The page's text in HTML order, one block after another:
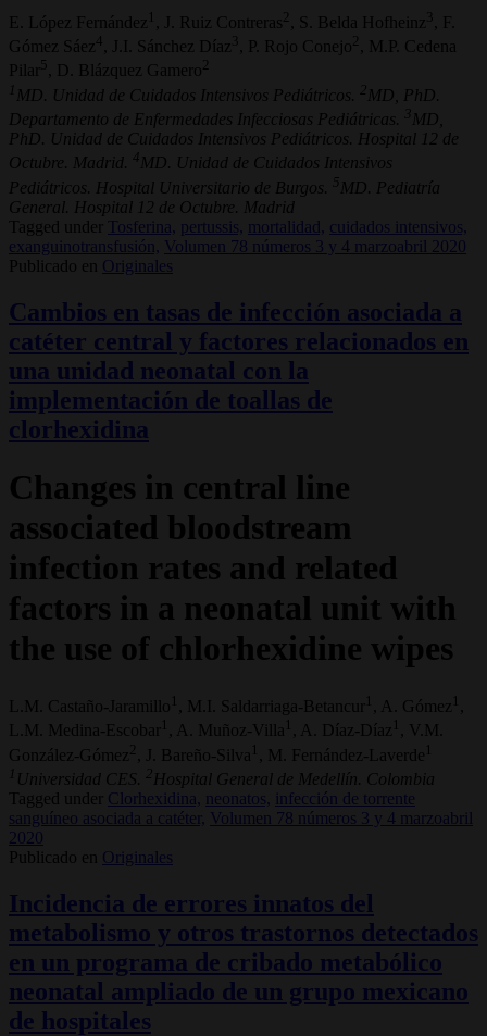
E. López Fernández 1 , J. Ruiz Contreras , S. Belda Hofheinz 3
, F.
Gómez Sáez4 , J.I. Sánchez Díaz 3 , P. Rojo Conejo
, M.P. Cedena
Pilar 5 , D. Blázquez Gamero2
1 MD. Unidad de Cuidados Intensivos Pediátricos. 2 MD, PhD.
Departamento de Enfermedades Infecciosas Pediátricas.
3 MD,
PhD. Unidad de Cuidados Intensivos Pediátricos. Hospital 12 de
Octubre. Madrid.
4 MD. Unidad de Cuidados Intensivos
Pediátricos. Hospital Universitario de Burgos. 5 MD. Pediatría
General. Hospital 12 de Octubre. Madrid
Tagged under
Tosferina, pertussis, mortalidad, cuidados intensivos,
exanguinotransfusión,
Volumen 78 números 3 y 4 marzoabril 2020
Publicado en
Originales
Cambios en tasas de infección asociada a
catéter central y factores relacionados en
una unidad neonatal con la
implementación de toallas de
clorhexidina
Changes in central line
associated bloodstream
infection rates and related
factors in a neonatal unit with
the use of chlorhexidine wipes
L.M. Castaño-Jaramillo 1 , M.I. Saldarriaga-Betancur 1 , A. Gómez 1
L.M. Medina-Escobar 1 , A. Muñoz-Villa 1 , A. Díaz-Díaz 1
, V.M.
González-Gómez
, J. Bareño-Silva 1 , M. Fernández-Laverde 1
1 Universidad CES. 2 Hospital General de Medellín. Colombia
Tagged under
Clorhexidina, neonatos,
infección de torrente
sanguíneo asociada a catéter,
Volumen 78 números 3 y 4 marzoabril
2020
Publicado en
Originales
Incidencia de errores innatos del
metabolismo y otros trastornos detectados
en un programa de cribado metabólico
neonatal ampliado de un grupo mexicano
de hospitales